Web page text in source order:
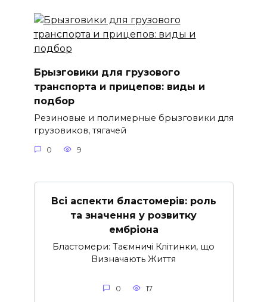
Брызговики для грузового
транспорта и прицепов: виды и
подбор
Резиновые и полимерные брызговики для
грузовиков, тягачей
0 9
Всі аспекти бластомерів: роль
та значення у розвитку
ембріона
Бластомери: Таємничі Клітинки, що
Визначають Життя
0 17